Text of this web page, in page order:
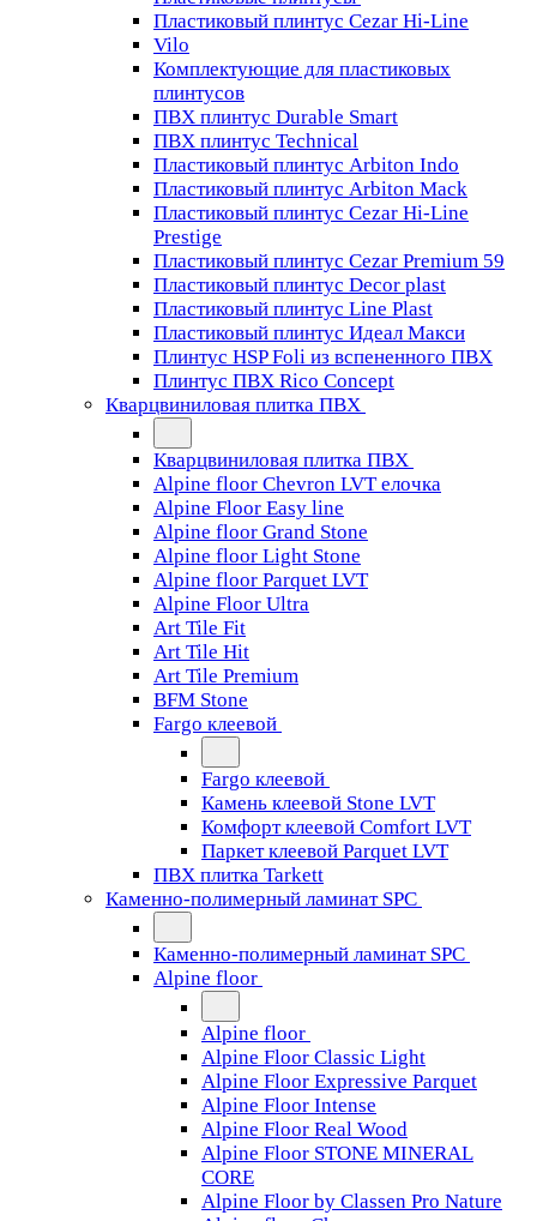
Пластиковый плинтус Cezar Hi-Line
Vilo
Комплектующие для пластиковых
плинтусов
ПВХ плинтус Durable Smart
ПВХ плинтус Technical
Пластиковый плинтус Arbiton Indo
Пластиковый плинтус Arbiton Mack
Пластиковый плинтус Cezar Hi-Line
Prestige
Пластиковый плинтус Cezar Premium 59
Пластиковый плинтус Decor plast
Пластиковый плинтус Line Plast
Пластиковый плинтус Идеал Макси
Плинтус HSP Foli из вспененного ПВХ
Плинтус ПВХ Rico Concept
Кварцвиниловая плитка ПВХ
Кварцвиниловая плитка ПВХ
Alpine floor Chevron LVT елочка
Alpine Floor Easy line
Alpine floor Grand Stone
Alpine floor Light Stone
Alpine floor Parquet LVT
Alpine Floor Ultra
Art Tile Fit
Art Tile Hit
Art Tile Premium
BFM Stone
Fargo клеевой
Fargo клеевой
Камень клеевой Stone LVT
Комфорт клеевой Comfort LVT
Паркет клеевой Parquet LVT
ПВХ плитка Tarkett
Каменно-полимерный ламинат SPC
Каменно-полимерный ламинат SPC
Alpine floor
Alpine floor
Alpine Floor Classic Light
Alpine Floor Expressive Parquet
Alpine Floor Intense
Alpine Floor Real Wood
Alpine Floor STONE MINERAL
CORE
Alpine Floor by Classen Pro Nature